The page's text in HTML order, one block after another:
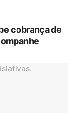
cobrança de